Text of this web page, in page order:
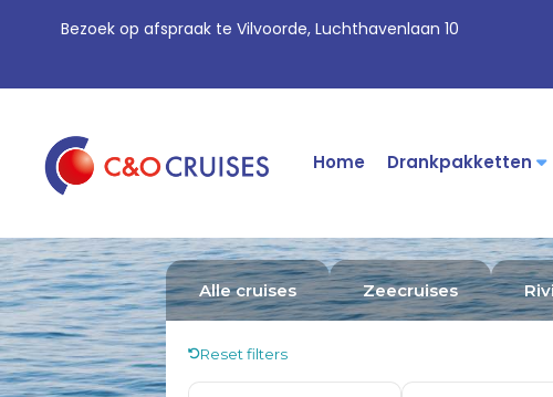
Bezoek op afspraak te Vilvoorde, Luchthavenlaan 10
Home Drankpakketten